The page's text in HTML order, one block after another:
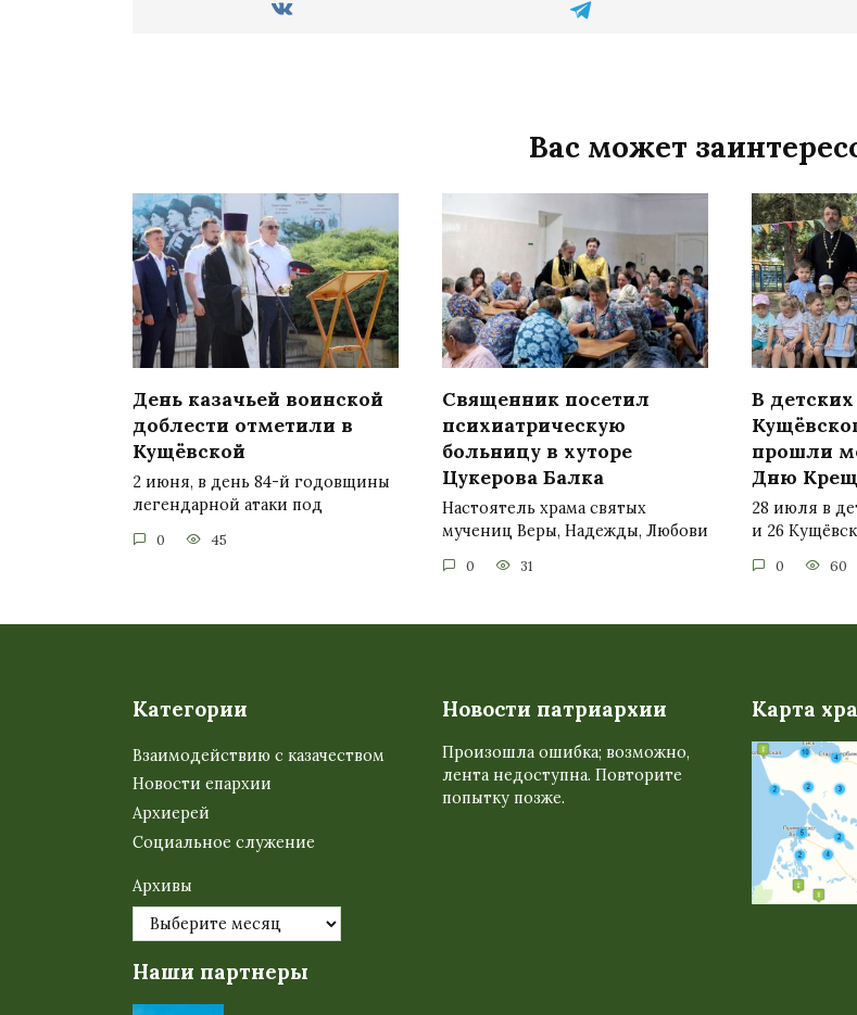
Вас может
День казачьей воинской
доблести отметили в
Кущёвской
2 июня, в день 84-й годовщины
легендарной атаки под
0 45
Священник посетил
психиатрическую
больницу в хуторе
Цукерова Балка
Настоятель храма святых
мучениц Веры, Надежды, Любови
0 31
В
прошли
Дню
28 июля в
и 26
0 60
Категории
Взаимодействию с казачеством
Новости епархии
Архиерей
Социальное служение
Архивы
Наши партнеры
Новости патриархии
Произошла ошибка; возможно,
лента недоступна. Повторите
попытку позже.
Карта